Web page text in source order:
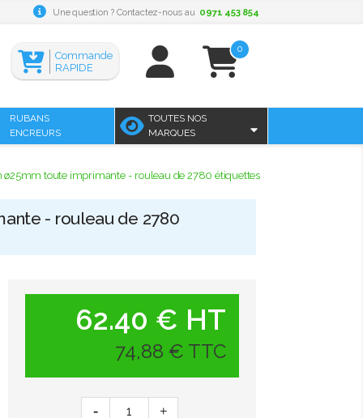
Une question ? Contactez-nous au 0971 453 854
0
Commande
RAPIDE
RUBANS
ENCREURS
TOUTES NOS
MARQUES
toute imprimante - rouleau de 2780 étiquettes
- rouleau de 2780
62.40 € HT
74,88 € TTC